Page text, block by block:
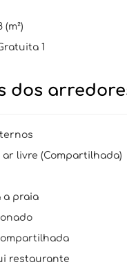
(m²)
1
dos
ar livre (Compartilhada)
a praia
restaurante